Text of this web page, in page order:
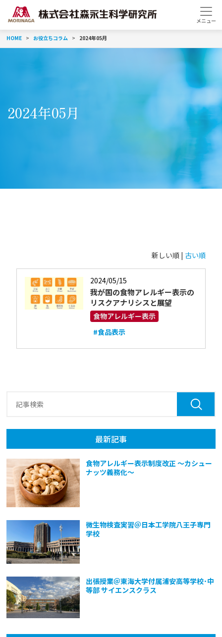
HOME お役立ちコラム 2024年05月
2024年05月
新しい順 | 古い順
2024/05/15
我が国の食物アレルギー表示の
リスクアナリシスと展望
食物アレルギー表示
#食品表示
最新記事
食物アレルギー表示制度改正 ～カシュー
ナッツ義務化～
微生物検査実習＠日本工学院八王子専門
学校
出張授業＠東海大学付属浦安高等学校･中
等部 サイエンスクラス